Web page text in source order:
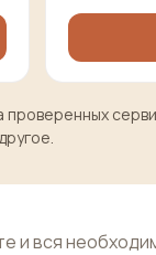
и вся